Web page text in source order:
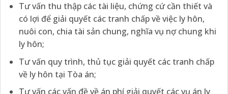
Tư vấn thu thập các tài liệu, chứng cứ cần thiết và
có lợi để giải quyết các tranh chấp về việc ly hôn,
nuôi con, chia tài sản chung, nghĩa vụ nợ chung khi
ly hôn;
Tư vấn quy trình, thủ tục giải quyết các tranh chấp
về ly hôn tại Tòa án;
Tư vấn các vấn đề về án phí giải quyết các vụ án ly